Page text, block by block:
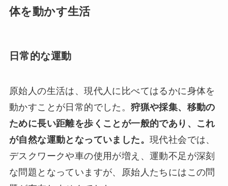
体を動かす生活
日常的な運動
原始人の生活は、現代人に比べてはるかに身体を
動かすことが日常的でした。狩猟や採集、移動の
ために長い距離を歩くことが一般的であり、これ
が自然な運動となっていました。 現代社会では、
デスクワークや車の使用が増え、運動不足が深刻
な問題となっていますが、原始人たちにはこの問